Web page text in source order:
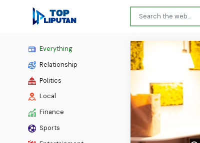
Everything
Relationship
Politics
Local
Finance
Sports
Previous